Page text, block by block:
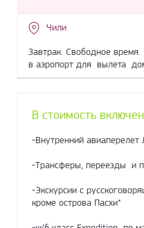
Чили
Завтрак. Свободное
в аэропорт для вылета
В стоимость
-Внутренний
-Трансферы, переезды и
-Экскурсии с
кроме острова Пасхи*